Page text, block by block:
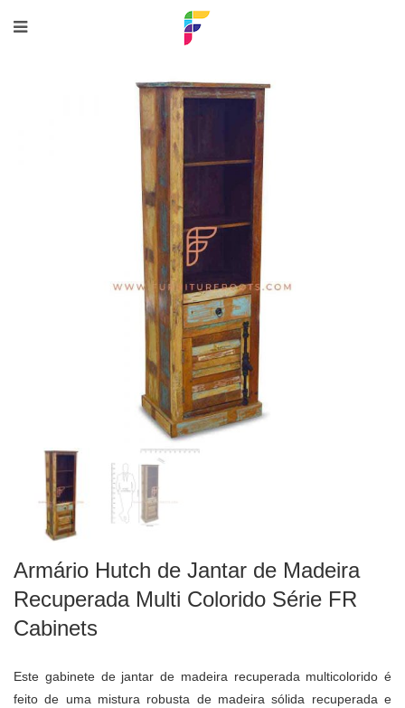
Armário Hutch de Jantar de Madeira
Recuperada Multi Colorido Série FR
Cabinets
Este gabinete de jantar de madeira recuperada multicolorido é
feito de uma mistura robusta de madeira sólida recuperada e